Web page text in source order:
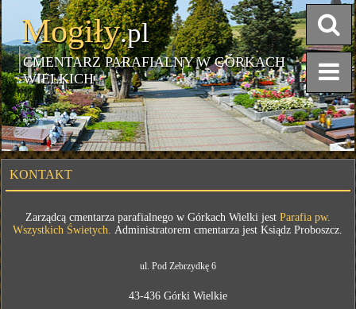
Mogiły.pl
CMENTARZ PARAFIALNY W GÓRKACH
WIELKICH
KONTAKT
Zarządcą cmentarza parafialnego w Górkach Wielki jest Parafia pw.
Wszystkich Świetych.Administratorem cmentarza jest Ksiądz Proboszcz.
ul. Pod Zebrzydkę 6
43-436 Górki Wielkie